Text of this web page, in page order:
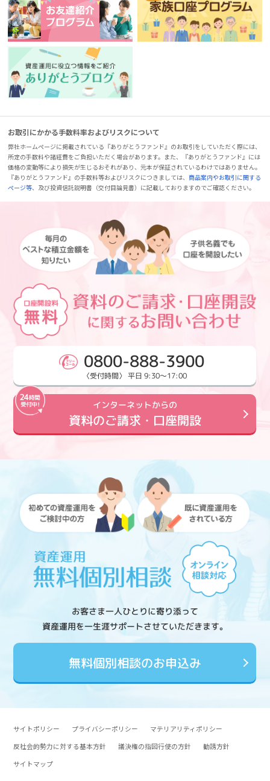
お取引にかかる手数料率およびリスクについて
弊社ホームページに掲載されている『ありがとうファンド』のお取引をしていただく際には、
所定の手数料や諸経費をご負担いただく場合があります。また、『ありがとうファンド』には
価格の変動等により損失が生じるおそれがあり、元本が保証されているわけではありません。
『ありがとうファンド』の手数料等およびリスクにつきましては、商品案内やお取引に関する
ページ等、及び投資信託説明書（交付目論見書）に記載しておりますのでご確認ください。
0800-888-3900
〈受付時間〉 平日 9:30～17:00
インターネットからの
資料のご請求・口座開設
お客さま一人ひとりに寄り添って
資産運用を一生涯サポートさせていただきます。
無料個別相談のお申込み
サイトポリシー プライバシーポリシー
マテリアリティポリシー
反社会的勢力に対する基本方針
議決権の指図行使の方針
勧誘方針
サイトマップ